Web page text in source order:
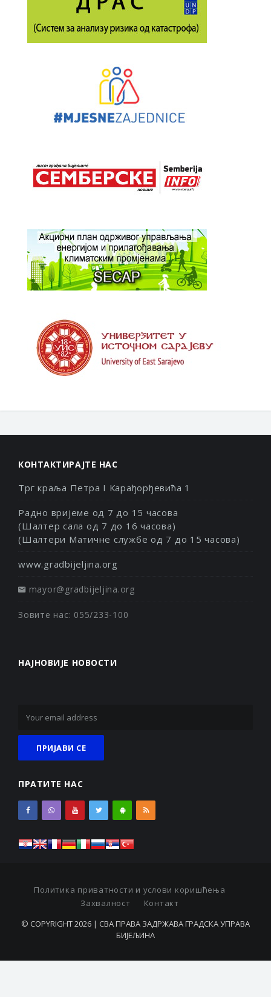
КОНТАКТИРАЈТЕ НАС
Трг краља Петра I Карађорђевића 1
Радно вријеме од 7 до 15 часова
(Шалтер сала од 7 до 16 часова)
(Шалтери Матичне службе од 7 до 15 часова)
www.gradbijeljina.org
mayor@gradbijeljina.org
Зовите нас: 055/233-100
НАЈНОВИЈЕ НОВОСТИ
ПРАТИТЕ НАС
Политика приватности и услови коришћења
Захвалност
Контакт
© COPYRIGHT 2026 | СВА ПРАВА ЗАДРЖАВА ГРАДСКА УПРАВА
БИЈЕЉИНА